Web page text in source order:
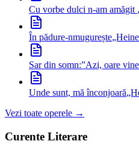
Cu vorbe dulci n-am amăgit
În pădure-nmugurește
Sar din somn:”Azi, oare
Unde sunt, mă înconjoară
Vezi toate operele →
Curente Literare